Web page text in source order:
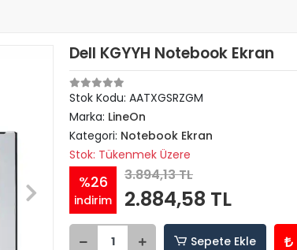
Dell KGYYH Notebook Ekran
Stok Kodu: AATXGSRZGM
Marka: LineOn
Kategori: Notebook Ekran
Stok: Tükenmek Üzere
%26
indirim
3.894,13 TL
2.884,58 TL
Sepete Ekle